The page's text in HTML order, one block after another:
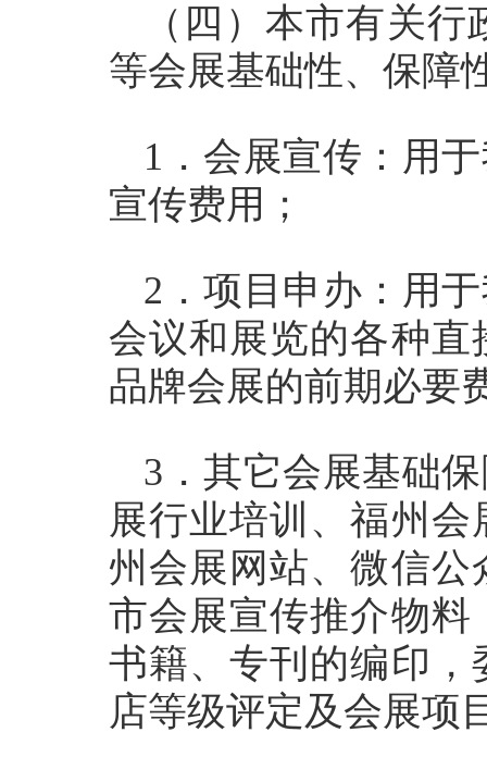
（四）本市有关
等会展基础性、保障
1．会展宣传：用
宣传费用；
2．项目申办：用
会议和展览的各种
品牌会展的前期必要
3．其它会展基础
展行业培训、福州
州会展网站、微信
市会展宣传推介物
书籍、专刊的编印
店等级评定及会展项